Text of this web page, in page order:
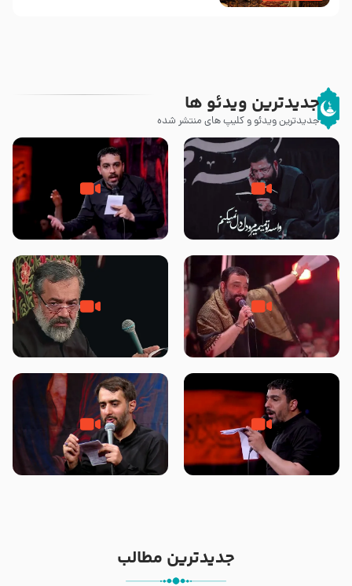
جدیدترین ویدئو ها
جدیدترین ویدئو و کلیپ های منتشر شده
مصداق کربلا – حاج حسین سیب
سرخی
شور ، حسینا! به‌ حق زهرا «أُنْظُرْ
إِلَینا» – عزاداری شب هفتم ماه
جانا جانا ابی عبدالله – کربلایی جواد
مقدم – شب هشتم محرم 1448 –
مادر منم مثل تو خمیدم – حاج
محمود کریمی – شهادت حضرت
هیئت رایة العباس علیه السلام
تک ، عبّاس، صاحب دل‌هاست –
حاج حنیف طاهری – عزاداری شب
من غلام نوکراتم من عاشق کربلاتم
– شور زمینه – شب هفتم – محرم
جدیدترین مطالب